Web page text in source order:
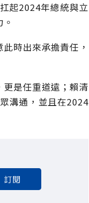
起2024年總統與立
時出來承擔責任，
是任重道遠；賴清
溝通，並且在2024
訂閱